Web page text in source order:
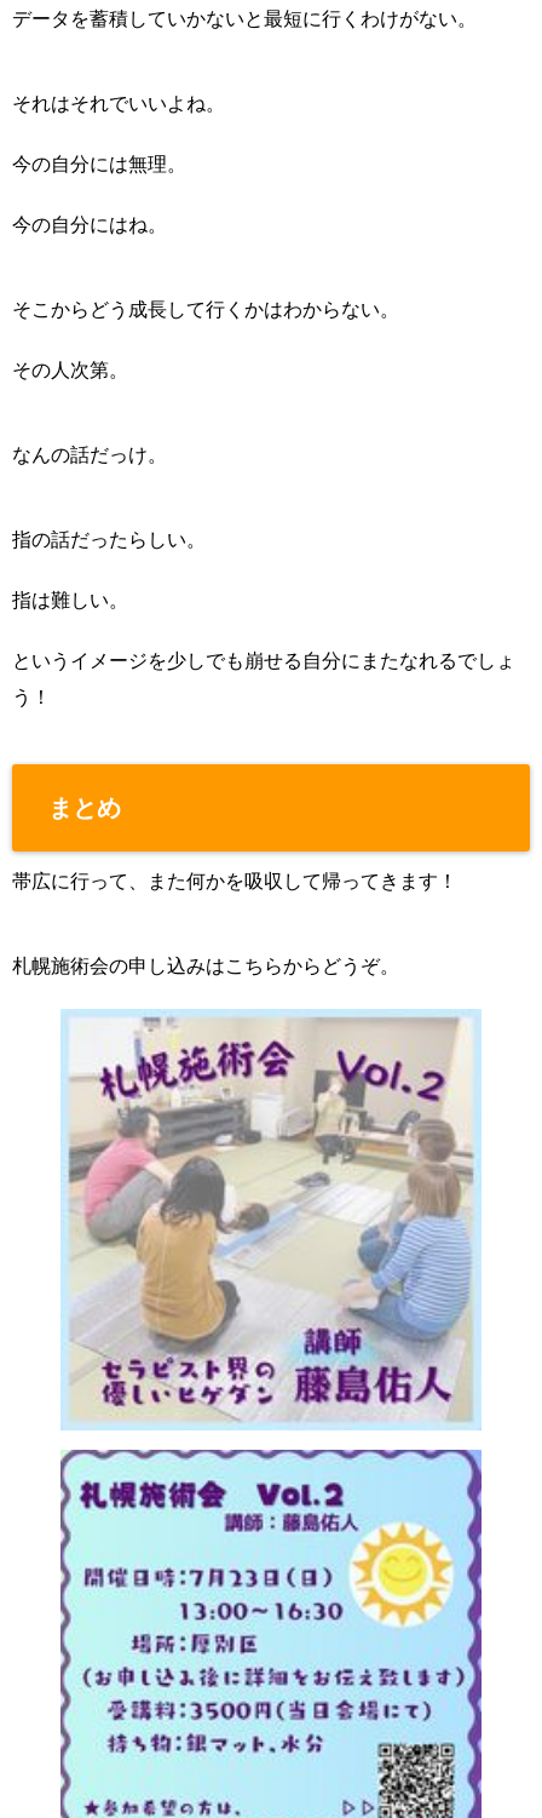
データを蓄積していかないと最短に行くわけがない。
それはそれでいいよね。
今の自分には無理。
今の自分にはね。
そこからどう成長して行くかはわからない。
その人次第。
なんの話だっけ。
指の話だったらしい。
指は難しい。
というイメージを少しでも崩せる自分にまたなれるでしょ
う！
まとめ
帯広に行って、また何かを吸収して帰ってきます！
札幌施術会の申し込みはこちらからどうぞ。